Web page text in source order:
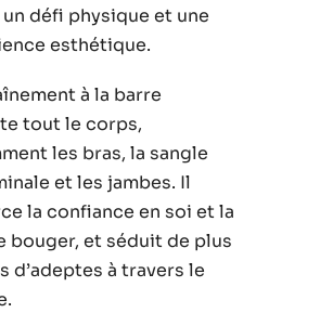
défi physique et une
esthétique.
à la barre
tout le corps,
les bras, la sangle
et les jambes. Il
la confiance en soi et la
bouger, et séduit de plus
d’adeptes à travers le